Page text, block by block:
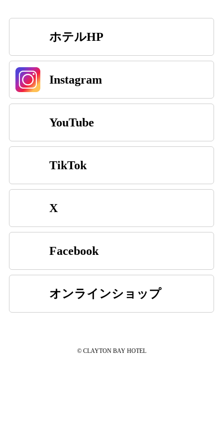
ホテルHP
Instagram
YouTube
TikTok
X
Facebook
オンラインショップ
© CLAYTON BAY HOTEL